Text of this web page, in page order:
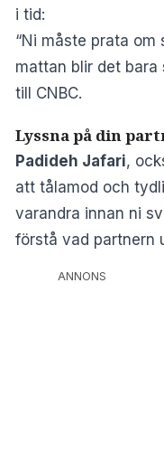
i tid:
“Ni måste prata om
mattan blir det bara
till CNBC.
Lyssna på din
Padideh Jafari,
att tålamod och
varandra innan ni
förstå vad partnern
ANNONS